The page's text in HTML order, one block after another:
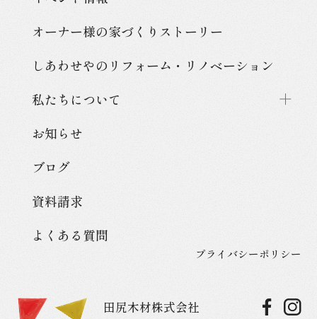
田尻木材株式会社
オーナー様の家づくり ストーリー
しあわせやのリフォーム・ リノベーション
私たちについて
お知らせ
ブログ
資料請求
よくある質問
プライバシーポリシー